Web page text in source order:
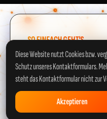
SO EINFACH GEHT'S
In 4 Schritten
zum sicheren
E-Check
Unkompliziert,
Diese Website nutzt Cookies bzw.
Schutz unseres Kontaktformulars.
steht das Kontaktformular nicht zur
Akzeptieren